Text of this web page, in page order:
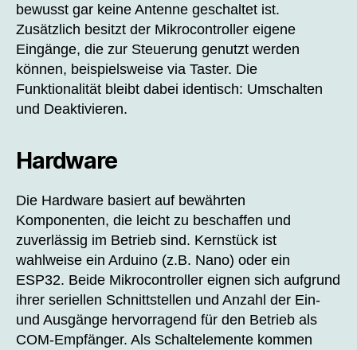
bewusst gar keine Antenne geschaltet ist.
Zusätzlich besitzt der Mikrocontroller eigene
Eingänge, die zur Steuerung genutzt werden
können, beispielsweise via Taster. Die
Funktionalität bleibt dabei identisch: Umschalten
und Deaktivieren.
Hardware
Die Hardware basiert auf bewährten
Komponenten, die leicht zu beschaffen und
zuverlässig im Betrieb sind. Kernstück ist
wahlweise ein Arduino (z.B. Nano) oder ein
ESP32. Beide Mikrocontroller eignen sich aufgrund
ihrer seriellen Schnittstellen und Anzahl der Ein-
und Ausgänge hervorragend für den Betrieb als
COM‑Empfänger. Als Schaltelemente kommen